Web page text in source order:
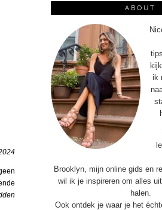
ABOUT
ik
Brooklyn, mijn online gids en
wil ik je inspireren om alles
halen.
Ook ontdek je waar je het